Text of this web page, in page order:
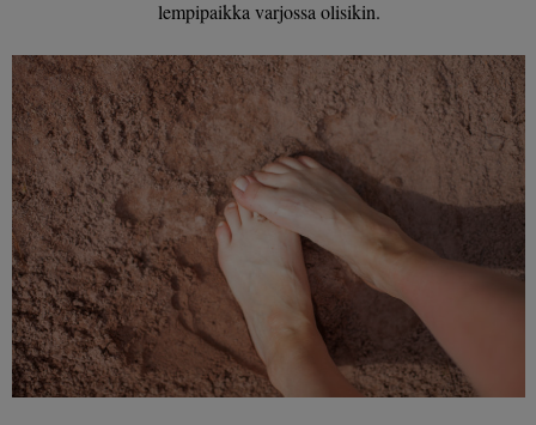
lempipaikka varjossa olisikin.